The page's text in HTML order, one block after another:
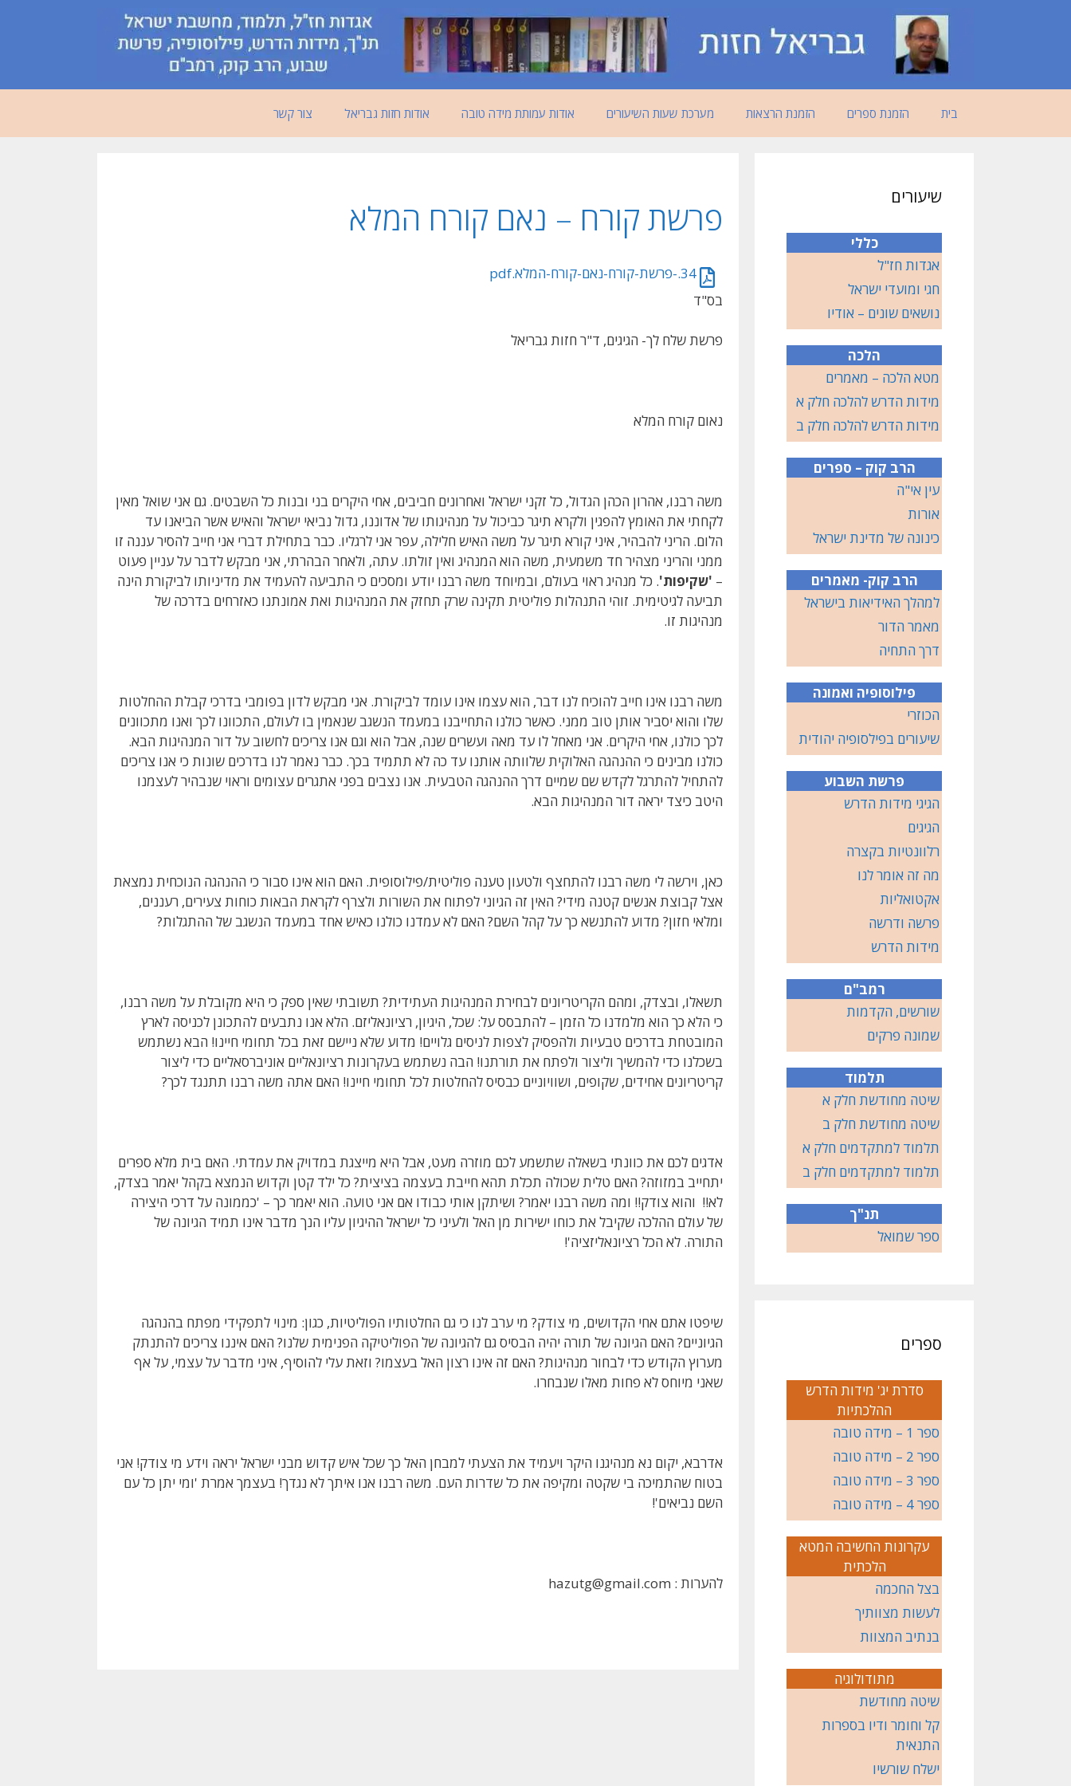
בית הזמנת ספרים הזמנת הרצאות מערכת שעות השיעורים אודות עמותת מידה טובה אודות חזות גבריאל צור קשר
פרשת קורח – נאם קורח המלא
34.-פרשת-קורח-נאם-קורח-המלא.pdf
בס"ד
פרשת שלח לך- הגיגים, ד"ר חזות גבריאל
נאום קורח המלא
משה רבנו, אהרון הכהן הגדול, כל זקני ישראל ואחרונים חביבים, אחי היקרים בני ובנות כל השבטים. גם אני שואל מאין
לקחתי את האומץ להפגין ולקרא תיגר כביכול על מנהיגותו של אדוננו, גדול נביאי ישראל והאיש אשר הביאנו עד
הלום. הריני להבהיר, איני קורא תיגר על משה האיש חלילה, עפר אני לרגליו. כבר בתחילת דברי אני חייב להסיר עננה זו
ממני והריני מצהיר חד משמעית, משה הוא המנהיג ואין זולתו. עתה, ולאחר הבהרתי, אני מבקש לדבר על עניין פעוט
– 'שקיפות'. כל מנהיג ראוי בעולם, ובמיוחד משה רבנו יודע ומסכים כי התביעה להעמיד את מדיניותו לביקורת הינה
תביעה לגיטימית. זוהי התנהלות פוליטית תקינה שרק תחזק את המנהיגות ואת אמונתנו כאזרחים בדרכה של
מנהיגות זו.
משה רבנו אינו חייב להוכיח לנו דבר, הוא עצמו אינו עומד לביקורת. אני מבקש לדון בפומבי בדרכי קבלת ההחלטות
שלו והוא יסביר אותן טוב ממני. כאשר כולנו התחייבנו במעמד הנשגב שנאמין בו לעולם, התכוונו לכך ואנו מתכוונים
לכך כולנו, אחי היקרים. אני מאחל לו עד מאה ועשרים שנה, אבל הוא וגם אנו צריכים לחשוב על דור המנהיגות הבא.
כולנו מבינים כי ההנהגה האלוקית שלוותה אותנו עד כה לא תתמיד בכך. כבר נאמר לנו בדרכים שונות כי אנו צריכים
להתחיל להתרגל לקדש שם שמיים דרך ההנהגה הטבעית. אנו נצבים בפני אתגרים עצומים וראוי שנבהיר לעצמנו
היטב כיצד יראה דור המנהיגות הבא.
כאן, וירשה לי משה רבנו להתחצף ולטעון טענה פוליטית/פילוסופית. האם הוא אינו סבור כי ההנהגה הנוכחית נמצאת
אצל קבוצת אנשים קטנה מידי? האין זה הגיוני לפתוח את השורות ולצרף לקראת הבאות כוחות צעירים, רעננים,
ומלאי חזון? מדוע להתנשא כך על קהל השם? האם לא עמדנו כולנו כאיש אחד במעמד הנשגב של ההתגלות?
תשאלו, ובצדק, ומהם הקריטריונים לבחירת המנהיגות העתידית? תשובתי שאין ספק כי היא מקובלת על משה רבנו,
כי הלא כך הוא מלמדנו כל הזמן – להתבסס על: שכל, היגיון, רציונאליזם. הלא אנו נתבעים להתכונן לכניסה לארץ
המובטחת בדרכים טבעיות ולהפסיק לצפות לניסים גלויים! מדוע שלא ניישם זאת בכל תחומי חיינו! הבא נשתמש
בשכלנו כדי להמשיך וליצור ולפתח את תורתנו! הבה נשתמש בעקרונות רציונאליים אוניברסאליים כדי ליצור
קריטריונים אחידים, שקופים, ושוויוניים כבסיס להחלטות לכל תחומי חיינו! האם אתה משה רבנו תתנגד לכך?
אדגים לכם את כוונתי בשאלה שתשמע לכם מוזרה מעט, אבל היא מייצגת במדויק את עמדתי. האם בית מלא ספרים
יתחייב במזוזה? האם טלית שכולה תכלת תהא חייבת בעצמה בציצית? כל ילד קטן וקדוש הנמצא בקהל יאמר בצדק,
לא!! והוא צודק!! ומה משה רבנו יאמר? ושיתקן אותי כבודו אם אני טועה. הוא יאמר כך – 'כממונה על דרכי היצירה
של עולם ההלכה שקיבל את כוחו ישירות מן האל ולעיני כל ישראל ההיגיון עליו הנך מדבר אינו תמיד הגיונה של
התורה. לא הכל רציונאליזציה'!
שיפטו אתם אחי הקדושים, מי צודק? מי ערב לנו כי גם החלטותיו הפוליטיות, כגון: מינוי לתפקידי מפתח בהנהגה
הגיוניים? האם הגיונה של תורה יהיה הבסיס גם להגיונה של הפוליטיקה הפנימית שלנו? האם איננו צריכים להתנתק
מערוץ הקודש כדי לבחור מנהיגות? האם זה אינו רצון האל בעצמו? וזאת עלי להוסיף, איני מדבר על עצמי, על אף
שאני מיוחס לא פחות מאלו שנבחרו.
אדרבא, יקום נא מנהיגנו היקר ויעמיד את הצעתי למבחן האל כך שכל איש קדוש מבני ישראל יראה וידע מי צודק! אני
בטוח שהתמיכה בי שקטה ומקיפה את כל שדרות העם. משה רבנו אנו איתך לא נגדך! בעצמך אמרת 'ומי יתן כל עם
השם נביאים'!
להערות : hazutg@gmail.com
שיעורים
כללי
אגדות חז"ל
חגי ומועדי ישראל
נושאים שונים – אודיו
הלכה
מטא הלכה – מאמרים
מידות הדרש להלכה חלק א
מידות הדרש להלכה חלק ב
הרב קוק – ספרים
עין אי"ה
אורות
כינונה של מדינת ישראל
הרב קוק- מאמרים
למהלך האידיאות בישראל
מאמר הדור
דרך התחיה
פילוסופיה ואמונה
הכוזרי
שיעורים בפילסופיה יהודית
פרשת השבוע
הגיגי מידות הדרש
הגיגים
רלוונטיות בקצרה
מה זה אומר לנו
אקטואליות
פרשה ודרשה
מידות הדרש
רמב"ם
שורשים, הקדמות
שמונה פרקים
תלמוד
שיטה מחודשת חלק א
שיטה מחודשת חלק ב
תלמוד למתקדמים חלק א
תלמוד למתקדמים חלק ב
תנ"ך
ספר שמואל
ספרים
סדרת יג' מידות הדרש
ההלכתיות
ספר 1 – מידה טובה
ספר 2 – מידה טובה
ספר 3 – מידה טובה
ספר 4 – מידה טובה
עקרונות החשיבה המטא
הלכתית
בצל החכמה
לעשות מצוותיך
בנתיב המצוות
מתודולוגיה
שיטה מחודשת
קל וחומר ודיו בספרות
התנאית
ישלח שורשיו